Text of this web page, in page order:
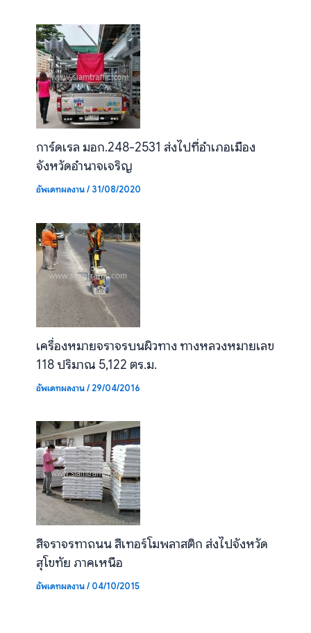
การ์ดเรล มอก.248-2531 ส่งไปที่อำเภอเมือง
จังหวัดอำนาจเจริญ
อัพเดทผลงาน/31/08/2020
เครื่องหมายจราจรบนผิวทาง ทางหลวงหมายเลข
118 ปริมาณ 5,122 ตร.ม.
อัพเดทผลงาน/29/04/2016
สีจราจรทาถนน สีเทอร์โมพลาสติก ส่งไปจังหวัด
สุโขทัย ภาคเหนือ
อัพเดทผลงาน/04/10/2015